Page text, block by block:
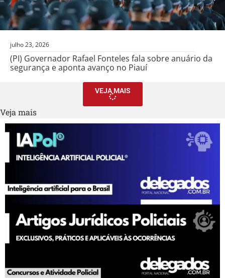
julho 23, 2026
(PI) Governador Rafael Fonteles fala sobre anuário da
segurança e aponta avanço no Piauí
VEJA MAIS
Veja mais